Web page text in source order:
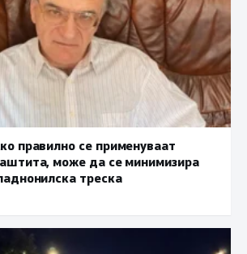
правилно се применуваат
може да се минимизира
треска